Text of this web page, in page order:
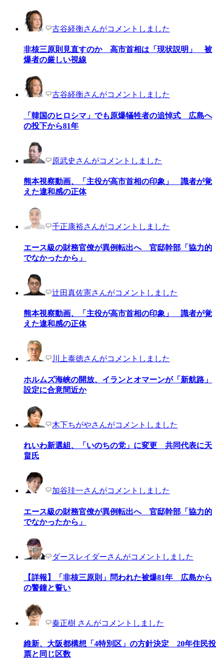
古谷経衡さんがコメントしました
非核三原則見直すのか 高市首相は「現状説明」 被
爆者の厳しい視線
古谷経衡さんがコメントしました
「韓国のヒロシマ」でも原爆犠牲者の追悼式 広島へ
の投下から81年
原武史さんがコメントしました
熊本視察動画、「主役が高市首相の印象」 識者が覚
えた違和感の正体
千正康裕さんがコメントしました
エース級の財務官僚が異例転出へ 官邸幹部「協力的
でなかったから」
辻田真佐憲さんがコメントしました
熊本視察動画、「主役が高市首相の印象」 識者が覚
えた違和感の正体
川上泰徳さんがコメントしました
ホルムズ海峡の開放、イランとオマーンが「新航路」
設定に合意間近か
木下ちがやさんがコメントしました
れいわ新選組、「いのちの党」に変更 共同代表に天
畠氏
加谷珪一さんがコメントしました
エース級の財務官僚が異例転出へ 官邸幹部「協力的
でなかったから」
ダースレイダーさんがコメントしました
【詳報】「非核三原則」問われた被爆81年 広島から
の警鐘と誓い
秦正樹 さんがコメントしました
維新、大阪都構想「4特別区」の方針決定 20年住民投
票と同じ区数